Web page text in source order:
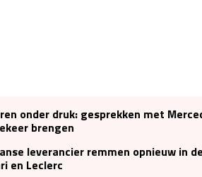
onder druk: gesprekken met
brengen
leverancier remmen opnieuw in
en Leclerc